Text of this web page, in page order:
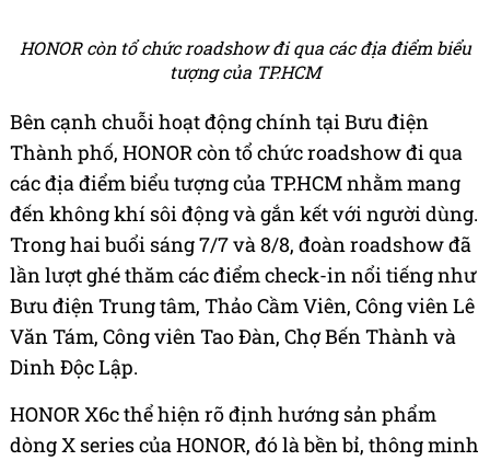
HONOR còn tổ chức roadshow đi qua các địa điểm biểu
tượng của TP.HCM
Bên cạnh chuỗi hoạt động chính tại Bưu điện
Thành phố, HONOR còn tổ chức roadshow đi qua
các địa điểm biểu tượng của TP.HCM nhằm mang
đến không khí sôi động và gắn kết với người dùng.
Trong hai buổi sáng 7/7 và 8/8, đoàn roadshow đã
lần lượt ghé thăm các điểm check-in nổi tiếng như
Bưu điện Trung tâm, Thảo Cầm Viên, Công viên Lê
Văn Tám, Công viên Tao Đàn, Chợ Bến Thành và
Dinh Độc Lập.
HONOR X6c thể hiện rõ định hướng sản phẩm
dòng X series của HONOR, đó là bền bỉ, thông minh